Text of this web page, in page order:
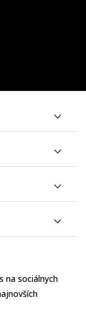
na sociálnych